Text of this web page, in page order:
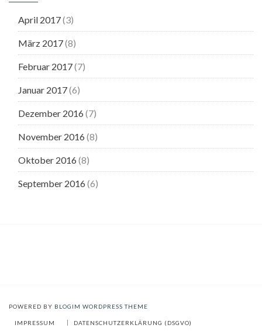
April 2017(3)
März 2017(8)
Februar 2017(7)
Januar 2017(6)
Dezember 2016 (7)
November 2016 (8)
Oktober 2016 (8)
September 2016 (6)
POWERED BY BLOGIM WORDPRESS THEME
IMPRESSUM DATENSCHUTZERKLÄRUNG (DSGVO)